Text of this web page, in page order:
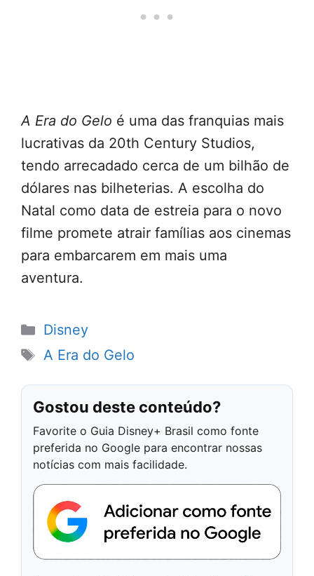
A Era do Gelo é uma das franquias mais
lucrativas da 20th Century Studios,
tendo arrecadado cerca de um bilhão de
dólares nas bilheterias. A escolha do
Natal como data de estreia para o novo
filme promete atrair famílias aos cinemas
para embarcarem em mais uma
aventura.
Categorias
Disney
Tags
A Era do Gelo
Gostou deste conteúdo?
Favorite o Guia Disney+ Brasil como fonte
preferida no Google para encontrar nossas
notícias com mais facilidade.